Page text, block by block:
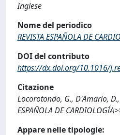
Inglese
Nome del periodico
REVISTA ESPAÑOLA DE
DOI del contributo
https://dx.doi.org/10.1016/
Citazione
Locorotondo, G., D'Amario,
ESPAÑOLA DE
Appare nelle tipologie: